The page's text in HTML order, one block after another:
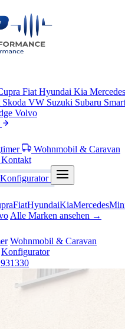
Fiat Hyundai Kia Mercedes
Skoda VW Suzuki Subaru Smart
Volvo
Wohnmobil & Caravan
Kontakt
Konfigurator
FiatHyundaiKiaMercedes
Alle Marken ansehen →
Wohnmobil & Caravan
Konfigurator